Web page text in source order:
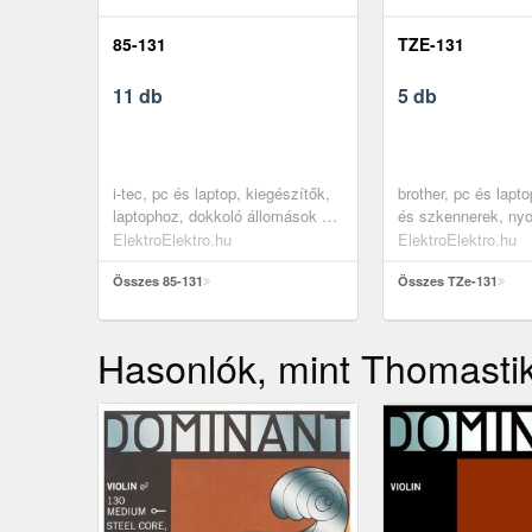
85-131
11 db
i-tec, pc és laptop, kiegészítők,
laptophoz, dokkoló állomások és
usb hubok
ElektroElektro.hu
Összes 85-131
TZE-131
5 db
brother, pc és
és szkennerek,
kellékek, papírok,
ElektroElektro.hu
Összes TZe-131
Hasonlók, mint